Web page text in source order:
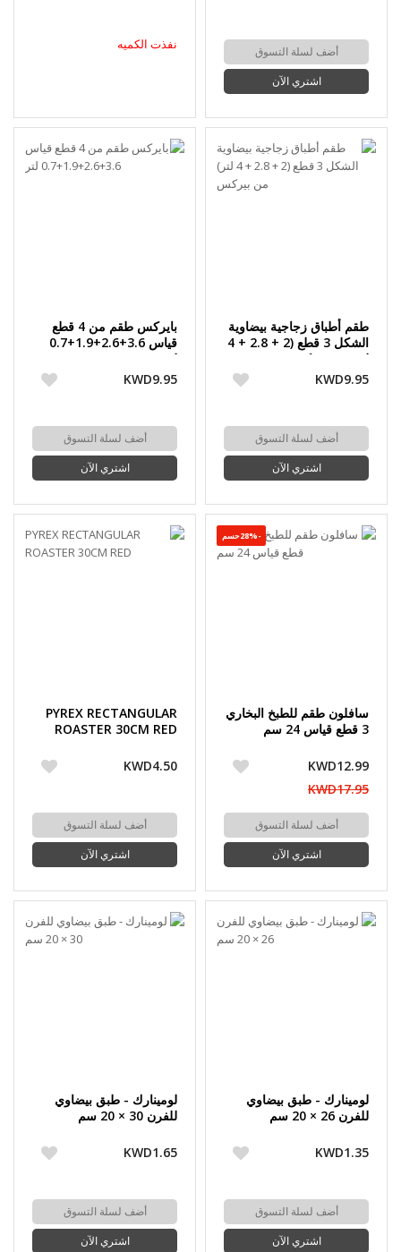
أضف لسلة التسوق
اشتري الآن
نفذت الكميه
طقم أطباق زجاجية بيضاوية
الشكل 3 قطع (2 + 2.8 + 4
لتر) من بيركس
KWD9.95
أضف لسلة التسوق
اشتري الآن
بايركس طقم من 4 قطع
قياس 3.6+2.6+1.9+0.7
لتر
KWD9.95
أضف لسلة التسوق
اشتري الآن
-28%حسم
سافلون طقم للطبخ البخاري
3 قطع قياس 24 سم
KWD12.99
KWD17.95
أضف لسلة التسوق
اشتري الآن
PYREX RECTANGULAR
ROASTER 30CM RED
KWD4.50
أضف لسلة التسوق
اشتري الآن
لومينارك - طبق بيضاوي
للفرن 26 × 20 سم
KWD1.35
أضف لسلة التسوق
اشتري الآن
لومينارك - طبق بيضاوي
للفرن 30 × 20 سم
KWD1.65
أضف لسلة التسوق
اشتري الآن